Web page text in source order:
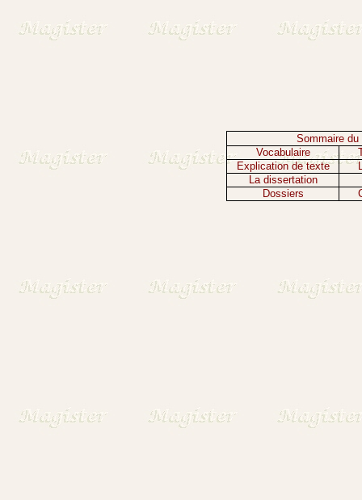
Sommaire
Vocabulaire
Explication de texte
La dissertation
Dossiers